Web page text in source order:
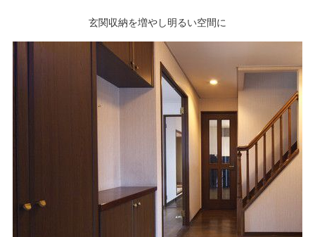
玄関収納を増やし明るい空間に